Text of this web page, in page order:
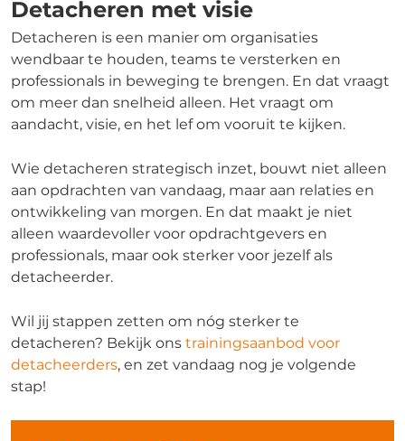
Detacheren met visie
Detacheren is een manier om organisaties
wendbaar te houden, teams te versterken en
professionals in beweging te brengen. En dat vraagt
om meer dan snelheid alleen. Het vraagt om
aandacht, visie, en het lef om vooruit te kijken.
Wie detacheren strategisch inzet, bouwt niet alleen
aan opdrachten van vandaag, maar aan relaties en
ontwikkeling van morgen. En dat maakt je niet
alleen waardevoller voor opdrachtgevers en
professionals, maar ook sterker voor jezelf als
detacheerder.
Wil jij stappen zetten om nóg sterker te
detacheren? Bekijk ons trainingsaanbod voor
detacheerders, en zet vandaag nog je volgende
stap!